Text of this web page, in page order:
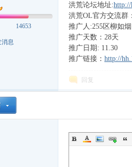
14653
消息
洪荒论坛地址:http://
洪荒OL官方交流群
推广人:255区柳如烟
推广天数：28天
推广日期: 11.30
推广链接： http://
回复